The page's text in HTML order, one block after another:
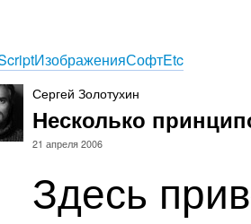
ИзображенияСофтEtc
Сергей Золотухин
Несколько
21 апреля 2006
Здесь